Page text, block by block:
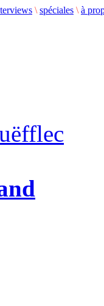
\ spéciales \ à